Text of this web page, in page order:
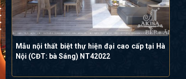
Mẫu nội thất biệt thự hiện đại cao cấp tại Hà
Nội (CĐT: bà Sáng) NT42022